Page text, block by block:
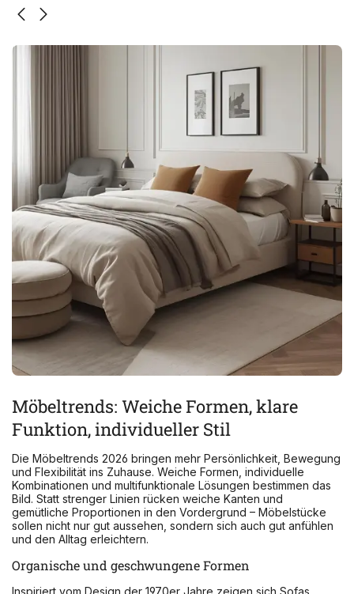
Möbeltrends: Weiche Formen, klare
Funktion, individueller Stil
Die Möbeltrends 2026 bringen mehr Persönlichkeit, Bewegung
und Flexibilität ins Zuhause. Weiche Formen, individuelle
Kombinationen und multifunktionale Lösungen bestimmen das
Bild. Statt strenger Linien rücken weiche Kanten und
gemütliche Proportionen in den Vordergrund – Möbelstücke
sollen nicht nur gut aussehen, sondern sich auch gut anfühlen
und den Alltag erleichtern.
Organische und geschwungene Formen
Inspiriert vom Design der 1970er Jahre zeigen sich Sofas,